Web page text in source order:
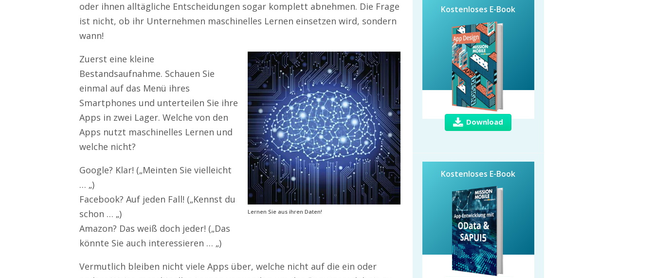
oder ihnen alltägliche Entscheidungen sogar komplett abnehmen. Die Frage
ist nicht, ob ihr Unternehmen maschinelles Lernen einsetzen wird, sondern
wann!
Lernen Sie aus ihren Daten!
Zuerst eine kleine
Bestandsaufnahme. Schauen Sie
einmal auf das Menü ihres
Smartphones und unterteilen Sie ihre
Apps in zwei Lager. Welche von den
Apps nutzt maschinelles Lernen und
welche nicht?
Google? Klar! („Meinten Sie vielleicht
… „)
Facebook? Auf jeden Fall! („Kennst du
schon … „)
Amazon? Das weiß doch jeder! („Das
könnte Sie auch interessieren … „)
Vermutlich bleiben nicht viele Apps über, welche nicht auf die ein oder
Kostenloses E-Book
Download
Kostenloses E-Book